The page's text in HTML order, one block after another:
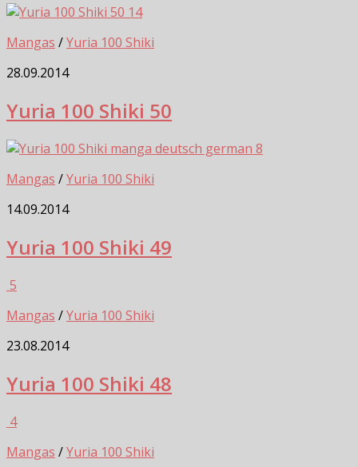
14
Mangas /Yuria 100 Shiki
28.09.2014
Yuria 100 Shiki 50
8
Mangas /Yuria 100 Shiki
14.09.2014
Yuria 100 Shiki 49
5
Mangas /Yuria 100 Shiki
23.08.2014
Yuria 100 Shiki 48
4
Mangas /Yuria 100 Shiki